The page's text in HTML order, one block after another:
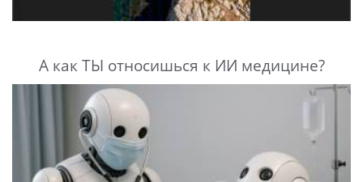
А как ТЫ относишься к ИИ медицине?